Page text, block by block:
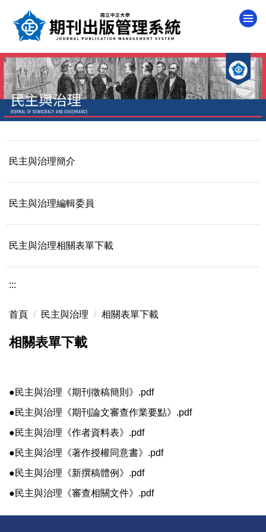
到
要
內
容
區
民主與治理簡介
民主與治理編輯委員
民主與治理相關表單下載
:::
首頁 民主與治理 相關表單下載
相關表單下載
●民主與治理《期刊徵稿簡則》.pdf
●民主與治理《期刊論文審查作業要點》.pdf
●民主與治理《作者資料表》.pdf
●民主與治理《著作授權同意書》.pdf
●民主與治理《新撰稿體例》.pdf
●民主與治理《審查相關文件》.pdf